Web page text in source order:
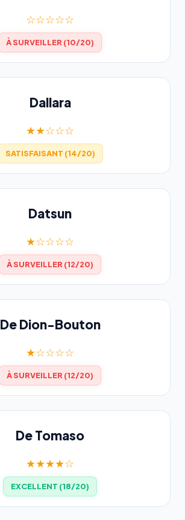
☆☆☆☆☆
À SURVEILLER (10/20)
Dallara
★★☆☆☆
SATISFAISANT (14/20)
Datsun
★☆☆☆☆
À SURVEILLER (12/20)
De Dion-Bouton
★☆☆☆☆
À SURVEILLER (12/20)
De Tomaso
★★★★☆
EXCELLENT (18/20)